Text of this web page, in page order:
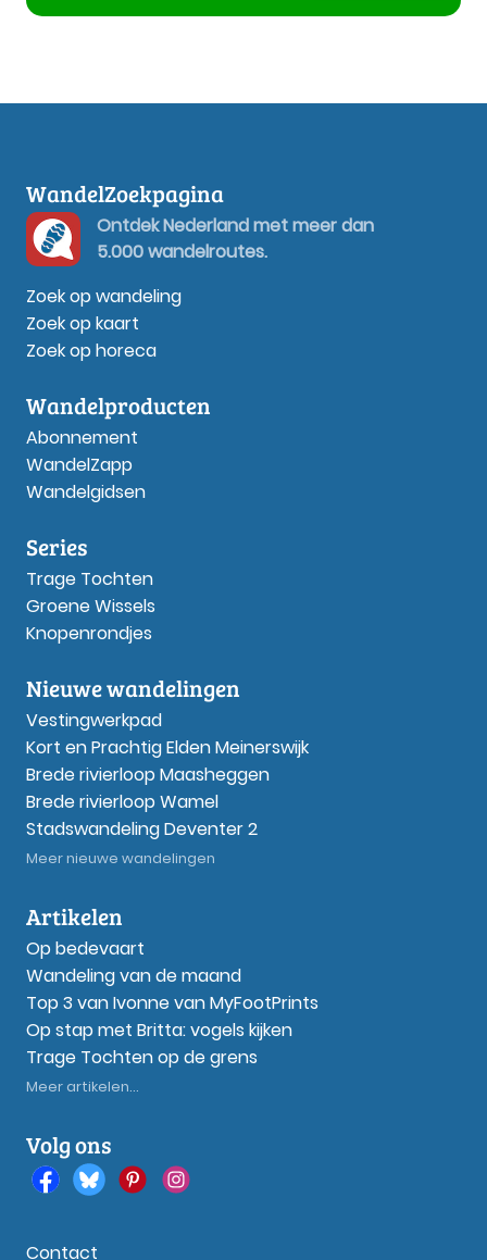
WandelZoekpagina
Ontdek Nederland met meer dan
5.000 wandelroutes.
Zoek op wandeling
Zoek op kaart
Zoek op horeca
Wandelproducten
Abonnement
WandelZapp
Wandelgidsen
Series
Trage Tochten
Groene Wissels
Knopenrondjes
Nieuwe wandelingen
Vestingwerkpad
Kort en Prachtig Elden Meinerswijk
Brede rivierloop Maasheggen
Brede rivierloop Wamel
Stadswandeling Deventer 2
Meer nieuwe wandelingen
Artikelen
Op bedevaart
Wandeling van de maand
Top 3 van Ivonne van MyFootPrints
Op stap met Britta: vogels kijken
Trage Tochten op de grens
Meer artikelen...
Volg ons
Contact